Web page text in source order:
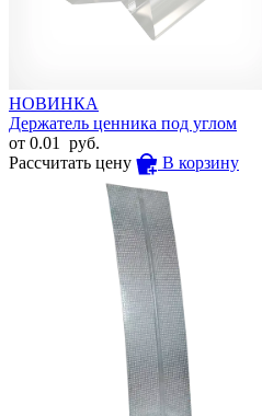
НОВИНКА
Держатель ценника под углом
от 0.01
руб.
Рассчитать цену
В корзину